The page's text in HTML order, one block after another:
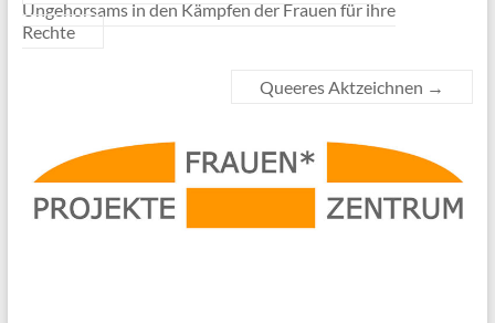
Ungehorsams in den Kämpfen der Frauen für ihre
Rechte
Queeres Aktzeichnen →